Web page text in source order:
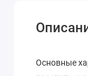
Основные